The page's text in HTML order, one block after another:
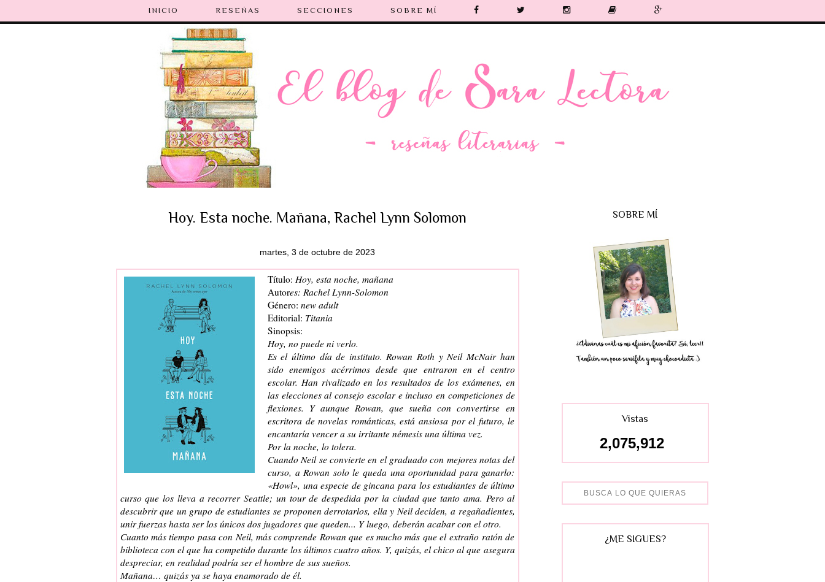
INICIO RESEÑAS SECCIONES SOBRE MÍ
Hoy. Esta noche. Mañana, Rachel Lynn Solomon
martes, 3 de octubre de 2023
Título: Hoy, esta noche, mañana
Autores: Rachel Lynn-Solomon
Género: new adult
Editorial: Titania
Sinopsis:
Hoy, no puede ni verlo.
Es el último día de instituto. Rowan Roth y Neil McNair han
sido enemigos acérrimos desde que entraron en el centro
escolar. Han rivalizado en los resultados de los exámenes, en
las elecciones al consejo escolar e incluso en competiciones de
flexiones. Y aunque Rowan, que sueña con convertirse en
escritora de novelas románticas, está ansiosa por el futuro, le
encantaría vencer a su irritante némesis una última vez.
Por la noche, lo tolera.
Cuando Neil se convierte en el graduado con mejores notas del
curso, a Rowan solo le queda una oportunidad para ganarlo:
«Howl», una especie de gincana para los estudiantes de último
curso que los lleva a recorrer Seattle; un tour de despedida por la ciudad que tanto ama. Pero al
descubrir que un grupo de estudiantes se proponen derrotarlos, ella y Neil deciden, a regañadientes,
unir fuerzas hasta ser los únicos dos jugadores que queden... Y luego, deberán acabar con el otro.
Cuanto más tiempo pasa con Neil, más comprende Rowan que es mucho más que el extraño ratón de
biblioteca con el que ha competido durante los últimos cuatro años. Y, quizás, el chico al que asegura
despreciar, en realidad podría ser el hombre de sus sueños.
Mañana… quizás ya se haya enamorado de él.
SOBRE MÍ
Vistas
2,075,912
¿ME SIGUES?